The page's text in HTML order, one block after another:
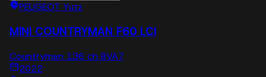
PEUGEOT Yutz
MINI COUNTRYMAN F60 LCI
Countryman 136 ch BVA7
2022